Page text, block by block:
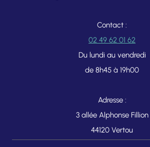
Contact :
02 49 62 01 62
Du lundi au vendredi
de 8h45 à 19h00
Adresse :
3 allée Alphonse Fillion
44120 Vertou